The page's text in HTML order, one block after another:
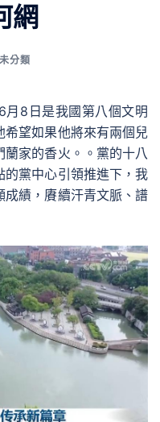
網
未分類
8日是我國第八個文明
望如果他將來有兩個兒
家的香火。。黨的十八
黨中心引領推進下，我
成績，賡續汗青文脈、譜